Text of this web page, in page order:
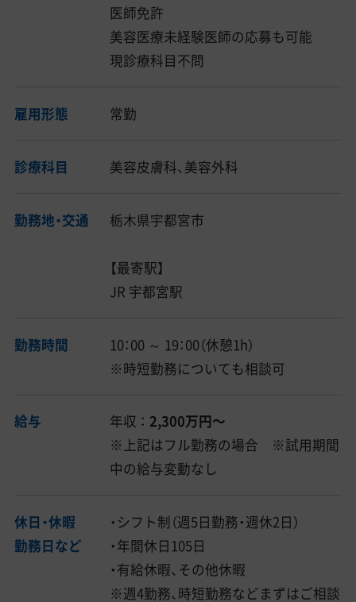
医師免許
美容医療未経験医師の応募も可能
現診療科目不問
雇用形態 常勤
診療科目 美容皮膚科、美容外科
勤務地・交通 栃木県宇都宮市
【最寄駅】
JR 宇都宮駅
勤務時間
10：00 ～ 19：00（休憩1h）
※時短勤務についても相談可
給与 年収 ： 2,300万円〜
※上記はフル勤務の場合 ※試用期間
中の給与変動なし
休日・休暇
勤務日など
・シフト制（週5日勤務・週休2日）
・年間休日105日
・有給休暇、その他休暇
※週4勤務、時短勤務などまずはご相談